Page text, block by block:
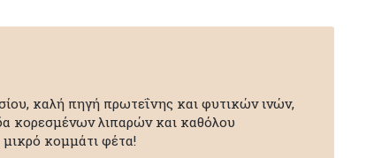
καλή πηγή πρωτεΐνης και φυτικών ινών,
κορεσμένων λιπαρών και καθόλου
μικρό κομμάτι φέτα!